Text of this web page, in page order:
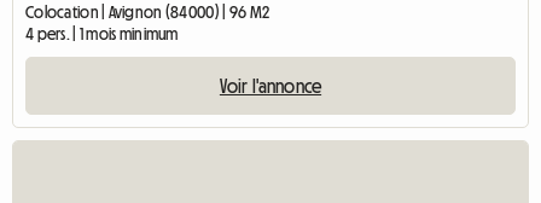
Colocation | Avignon (84000) | 96 M2
4 pers. | 1 mois minimum
Voir l'annonce